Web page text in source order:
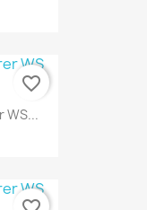
WS...
favorite_border